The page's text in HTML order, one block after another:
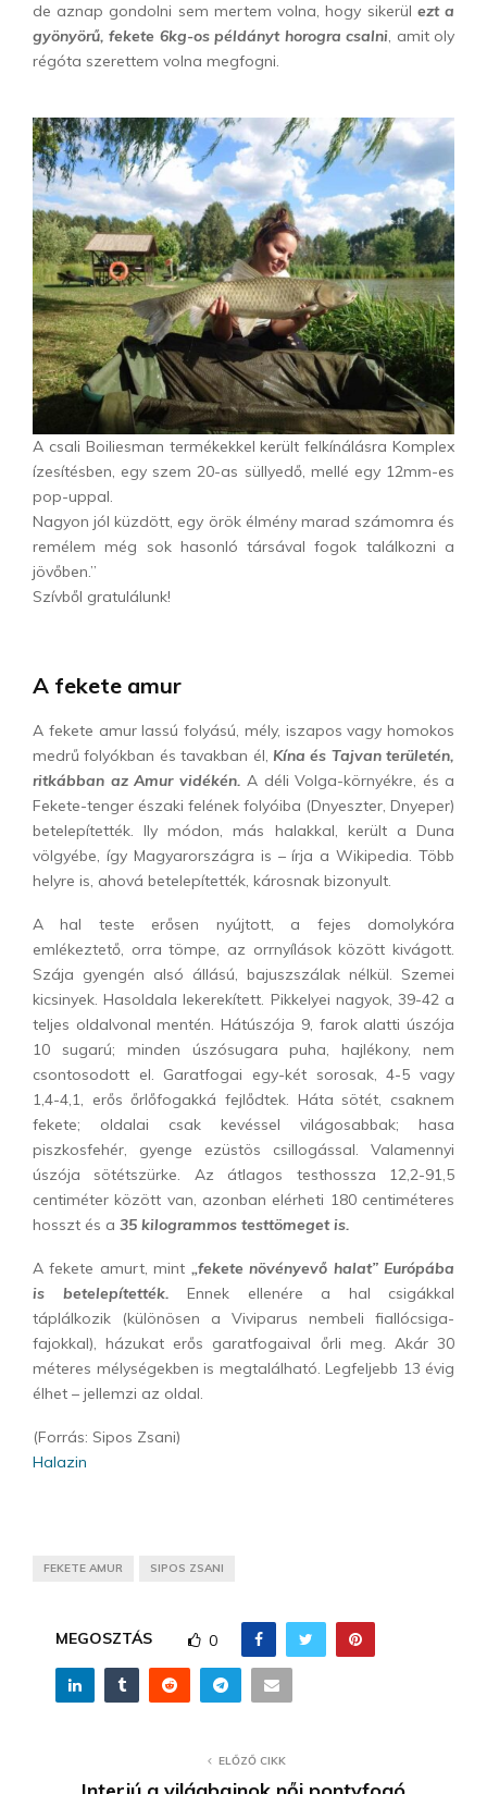
de aznap gondolni sem mertem volna, hogy sikerül ezt a
gyönyörű, fekete 6kg-os példányt horogra csalni, amit oly
régóta szerettem volna megfogni.
A csali Boiliesman termékekkel került felkínálásra Komplex
ízesítésben, egy szem 20-as süllyedő, mellé egy 12mm-es
pop-uppal.
Nagyon jól küzdött, egy örök élmény marad számomra és
remélem még sok hasonló társával fogok találkozni a
jövőben.”
Szívből gratulálunk!
A fekete amur
A fekete amur lassú folyású, mély, iszapos vagy homokos
medrű folyókban és tavakban él, Kína és Tajvan területén,
ritkábban az Amur vidékén. A déli Volga-környékre, és a
Fekete-tenger északi felének folyóiba (Dnyeszter, Dnyeper)
betelepítették. Ily módon, más halakkal, került a Duna
völgyébe, így Magyarországra is – írja a Wikipedia. Több
helyre is, ahová betelepítették, károsnak bizonyult.
A hal teste erősen nyújtott, a fejes domolykóra
emlékeztető, orra tömpe, az orrnyílások között kivágott.
Szája gyengén alsó állású, bajuszszálak nélkül. Szemei
kicsinyek. Hasoldala lekerekített. Pikkelyei nagyok, 39-42 a
teljes oldalvonal mentén. Hátúszója 9, farok alatti úszója
10 sugarú; minden úszósugara puha, hajlékony, nem
csontosodott el. Garatfogai egy-két sorosak, 4-5 vagy
1,4-4,1, erős őrlőfogakká fejlődtek. Háta sötét, csaknem
fekete; oldalai csak kevéssel világosabbak; hasa
piszkosfehér, gyenge ezüstös csillogással. Valamennyi
úszója sötétszürke. Az átlagos testhossza 12,2-91,5
centiméter között van, azonban elérheti 180 centiméteres
hosszt és a 35 kilogrammos testtömeget is.
A fekete amurt, mint „fekete növényevő halat” Európába
is betelepítették.
Ennek ellenére a hal csigákkal
táplálkozik (különösen a Viviparus nembeli fiallócsiga-
fajokkal), házukat erős garatfogaival őrli meg. Akár 30
méteres mélységekben is megtalálható. Legfeljebb 13 évig
élhet – jellemzi az oldal.
(Forrás: Sipos Zsani)
Halazin
FEKETE AMUR SIPOS ZSANI
MEGOSZTÁS 0
ELŐZŐ CIKK